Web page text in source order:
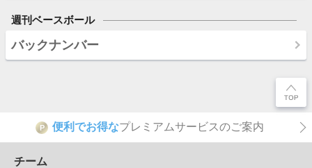
週刊ベースボール
バックナンバー
P 便利でお得なプレミアムサービスのご案内
チーム